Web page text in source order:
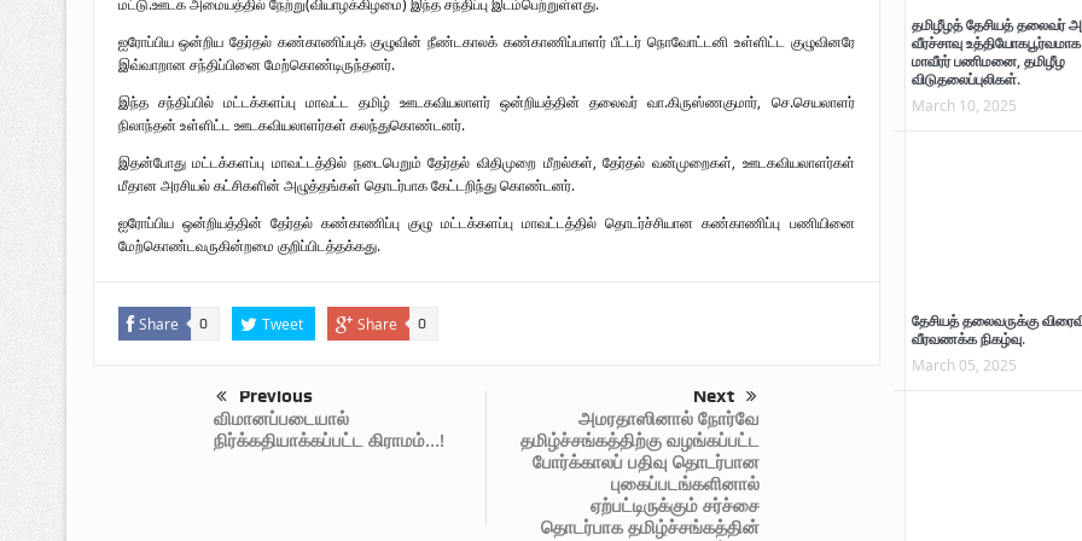
மட்டு.ஊடக அமையத்தில் நேற்று(வியாழக்கிழமை) இந்த சந்திப்பு இடம்பெற்றுள்ளது.
ஐரோப்பிய ஒன்றிய தேர்தல் கண்காணிப்புக் குழுவின் நீண்டகாலக் கண்காணிப்பாளர் பீட்டர் நொவோட்டனி உள்ளிட்ட குழுவினரே
இவ்வாறான சந்திப்பினை மேற்கொண்டிருந்தனர்.
இந்த சந்திப்பில் மட்டக்களப்பு மாவட்ட தமிழ் ஊடகவியலாளர் ஒன்றியத்தின் தலைவர் வா.கிருஸ்ணகுமார், செ.செயலாளர்
நிலாந்தன் உள்ளிட்ட ஊடகவியலாளர்கள் கலந்துகொண்டனர்.
இதன்போது மட்டக்களப்பு மாவட்டத்தில் நடைபெறும் தேர்தல் விதிமுறை மீறல்கள், தேர்தல் வன்முறைகள், ஊடகவியலாளர்கள்
மீதான அரசியல் கட்சிகளின் அழுத்தங்கள் தொடர்பாக கேட்டறிந்து கொண்டனர்.
ஐரோப்பிய ஒன்றியத்தின் தேர்தல் கண்காணிப்பு குழு மட்டக்களப்பு மாவட்டத்தில் தொடர்ச்சியான கண்காணிப்பு பணியினை
மேற்கொண்டவருகின்றமை குறிப்பிடத்தக்கது.
Share 0 Tweet Share 0
Previous
விமானப்படையால்
நிர்க்கதியாக்கப்பட்ட கிராமம்…!
Next
அமரதாஸினால் நோர்வே
தமிழ்ச்சங்கத்திற்கு வழங்கப்பட்ட
போர்க்காலப் பதிவு தொடர்பான
புகைப்படங்களினால்
ஏற்பட்டிருக்கும் சர்ச்சை
தொடர்பாக தமிழ்ச்சங்கத்தின்
தமிழீழத் தேசியத் தலைவர்
வீரச்சாவு உத்தியோகபூர்வமாக
மாவீரர் பணிமனை, தமிழீழ
விடுதலைப்புலிகள்.
March 10, 2025
தேசியத் தலைவருக்கு
வீரவணக்க நிகழ்வு.
March 05, 2025
பலி; 722 பேர் படுகாயம் 21-04-2009
அடைந்த நாள்
2009 – பாகம்- 01 நூல் வெளியீடு-
படங்கள்.
வலிந்து காணாமல்